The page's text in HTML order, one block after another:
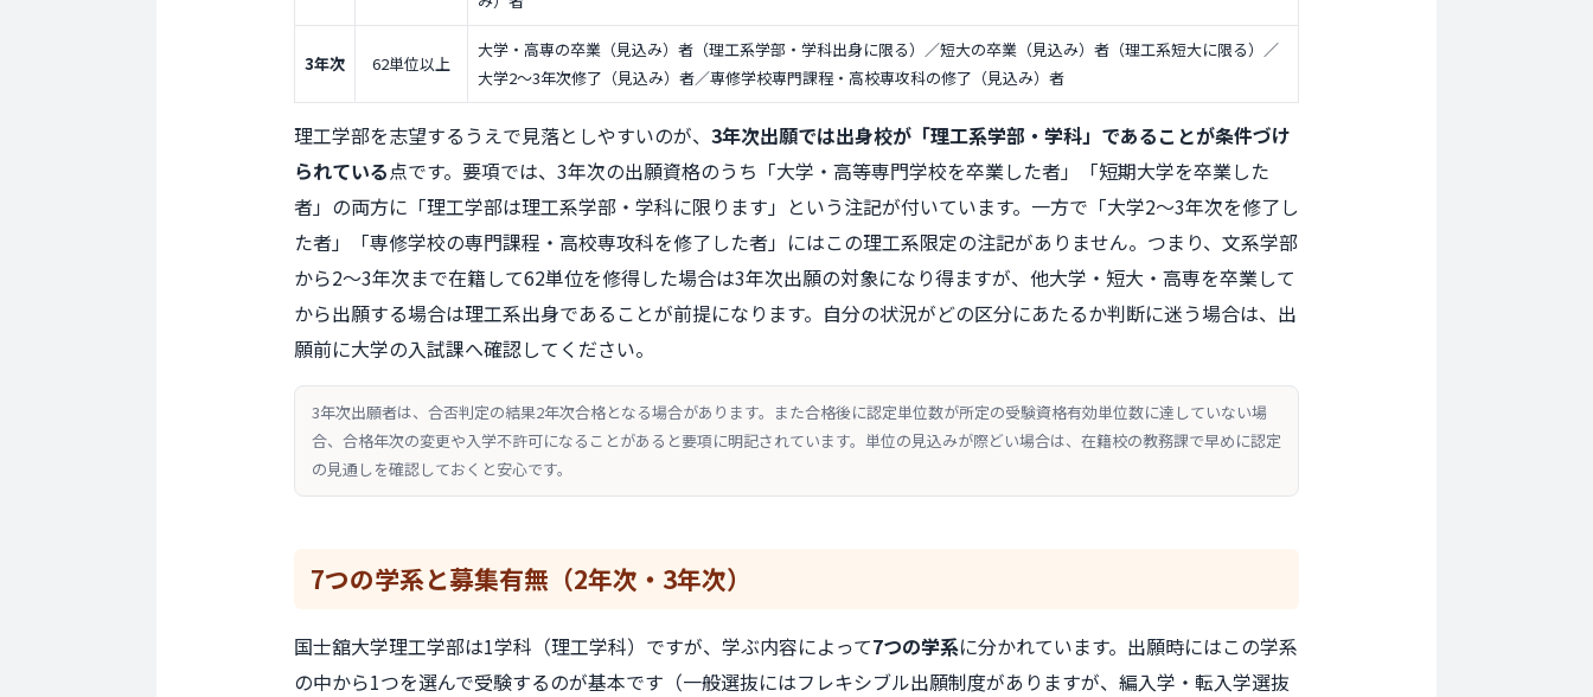
3年次 62単位以上
大学・高専の卒業（見込み）者（理工系学部・学科出身に限る）／短大の卒業（見込み）者（理工系短大に限る）／
大学2〜3年次修了（見込み）者／専修学校専門課程・高校専攻科の修了（見込み）者
理工学部を志望するうえで見落としやすいのが、 3年次出願では出身校が「理工系学部・学科」であることが条件づけ
られている点です。要項では、3年次の出願資格のうち「大学・高等専門学校を卒業した者」「短期大学を卒業した
者」の両方に「理工学部は理工系学部・学科に限ります」という注記が付いています。一方で「大学2〜3年次を修了し
た者」「専修学校の専門課程・高校専攻科を修了した者」にはこの理工系限定の注記がありません。つまり、文系学部
から2〜3年次まで在籍して62単位を修得した場合は3年次出願の対象になり得ますが、他大学・短大・高専を卒業して
から出願する場合は理工系出身であることが前提になります。自分の状況がどの区分にあたるか判断に迷う場合は、出
願前に大学の入試課へ確認してください。
3年次出願者は、合否判定の結果2年次合格となる場合があります。また合格後に認定単位数が所定の受験資格有効単位数に達していない場
合、合格年次の変更や入学不許可になることがあると要項に明記されています。単位の見込みが際どい場合は、在籍校の教務課で早めに認定
の見通しを確認しておくと安心です。
7つの学系と募集有無 （2年次・3年次）
国士舘大学理工学部は1学科（理工学科）ですが、学ぶ内容によって7つの学系に分かれています。出願時にはこの学系
の中から1つを選んで受験するのが基本です（一般選抜にはフレキシブル出願制度がありますが、編入学・転入学選抜